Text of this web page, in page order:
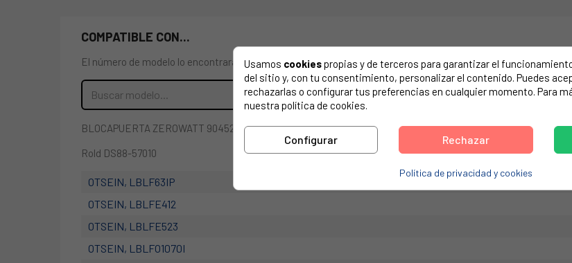
COMPATIBLE CON...
El número de modelo lo encontrarás en la etiqueta de tu electrodoméstico. Suele estar formado por números
BLOCAPUERTA ZEROWATT 90452818
Rold DS88-57010
OTSEIN, LBLF63IP
OTSEIN, LBLFE412
OTSEIN, LBLFE523
OTSEIN, LBLFO1070I
Usamos cookiespropias y de terceros para garantizar el
del sitio y, con tu consentimiento, personalizar el contenido. Puedes
rechazarlas o configurar tus preferencias en cualquier momento. Para
nuestra política de cookies.
Configurar Rechazar
Política de privacidad y cookies